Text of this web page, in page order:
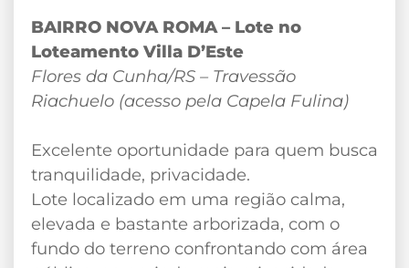
BAIRRO NOVA ROMA – Lote no
Loteamento Villa D’Este
Flores da Cunha/RS – Travessão
Riachuelo (acesso pela Capela Fulina)
Excelente oportunidade para quem busca
tranquilidade, privacidade.
Lote localizado em uma região calma,
elevada e bastante arborizada, com o
fundo do terreno confrontando com área